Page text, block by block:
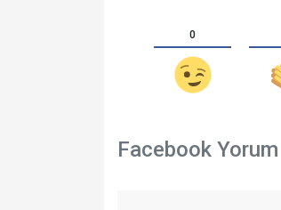
0
Facebook Yorum